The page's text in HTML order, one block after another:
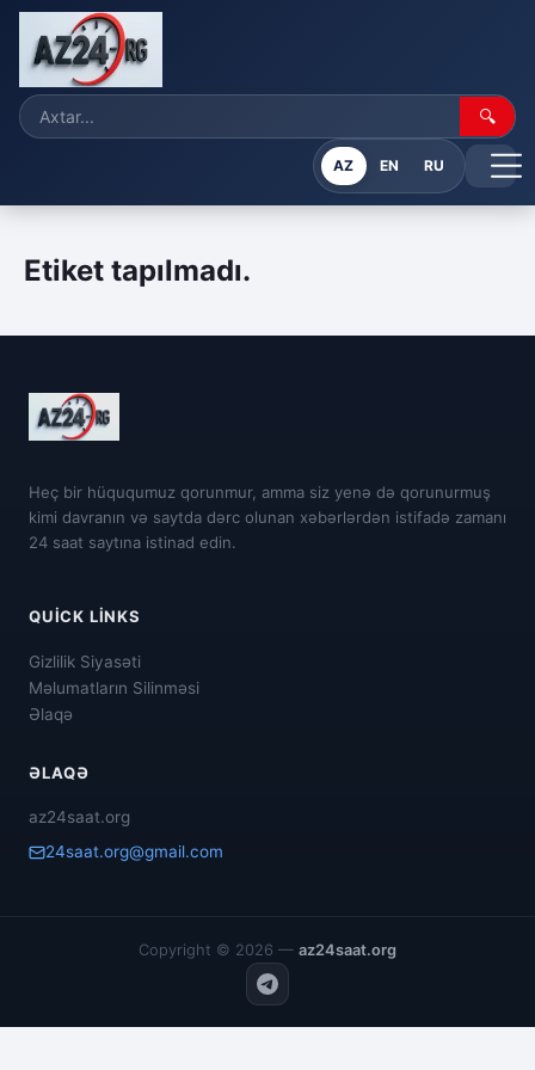
🔍
AZ EN RU
Etiket tapılmadı.
Heç bir hüququmuz qorunmur, amma siz yenə də qorunurmuş
kimi davranın və saytda dərc olunan xəbərlərdən istifadə zamanı
24 saat saytına istinad edin.
QUICK LINKS
Gizlilik Siyasəti
Məlumatların Silinməsi
Əlaqə
ƏLAQƏ
az24saat.org
24saat.org@gmail.com
Copyright © 2026 — az24saat.org